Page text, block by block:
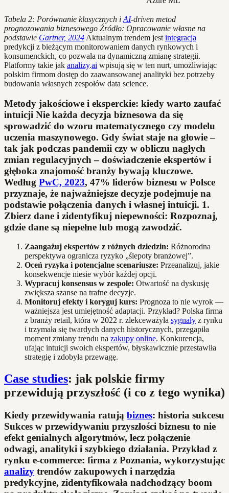
Tabela 2: Porównanie klasycznych i AI-driven metod
prognozowania biznesowego Źródło: Opracowanie własne na
podstawie Gartner, 2024 Aktualnym trendem jest integracja
predykcji z bieżącym monitorowaniem danych rynkowych i
konsumenckich, co pozwala na dynamiczną zmianę strategii.
Platformy takie jak analizy.ai wpisują się w ten nurt, umożliwiając
polskim firmom dostęp do zaawansowanej analityki bez potrzeby
budowania własnych zespołów data science.
Metody jakościowe i eksperckie: kiedy warto zaufać
intuicji Nie każda decyzja biznesowa da się
sprowadzić do wzoru matematycznego czy modelu
uczenia maszynowego. Gdy świat staje na głowie –
tak jak podczas pandemii czy w obliczu nagłych
zmian regulacyjnych – doświadczenie ekspertów i
głęboka znajomość branży bywają kluczowe.
Według PwC, 2023, 47% liderów biznesu w Polsce
przyznaje, że najważniejsze decyzje podejmuje na
podstawie połączenia danych i własnej intuicji. 1.
Zbierz dane i zidentyfikuj niepewności: Rozpoznaj,
gdzie dane są niepełne lub mogą zawodzić.
Zaangażuj ekspertów z różnych dziedzin: Różnorodna
perspektywa ogranicza ryzyko „ślepoty branżowej”.
Oceń ryzyka i potencjalne scenariusze: Przeanalizuj, jakie
konsekwencje niesie wybór każdej opcji.
Wypracuj konsensus w zespole: Otwartość na dyskusję
zwiększa szanse na trafne decyzje.
Monitoruj efekty i koryguj kurs: Prognoza to nie wyrok —
ważniejsza jest umiejętność adaptacji. Przykład? Polska firma
z branży retail, która w 2022 r. zlekceważyła sygnały z rynku
i trzymała się twardych danych historycznych, przegapiła
moment zmiany trendu na zakupy online. Konkurencja,
ufając intuicji swoich ekspertów, błyskawicznie przestawiła
strategię i zdobyła przewagę.
Case studies: jak polskie firmy
przewidują przyszłość (i co z tego wynika)
Kiedy przewidywania ratują biznes: historia sukcesu
Sukces w przewidywaniu przyszłości biznesu to nie
efekt genialnych algorytmów, lecz połączenie
odwagi, analityki i szybkiego działania. Przykład z
rynku e-commerce: firma z Poznania, wykorzystując
analizy trendów zakupowych i narzędzia
predykcyjne, zidentyfikowała nadchodzący boom